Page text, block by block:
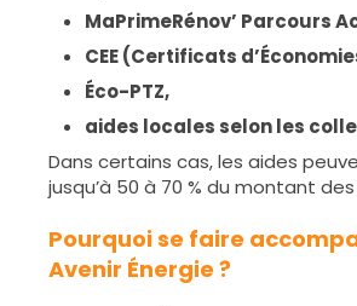
MaPrimeRénov’ Parcours
CEE (Certificats
Éco-PTZ,
aides locales selon les
Dans certains cas, les aides
jusqu’à 50 à 70 % du montant
Pourquoi se faire
Avenir Énergie ?